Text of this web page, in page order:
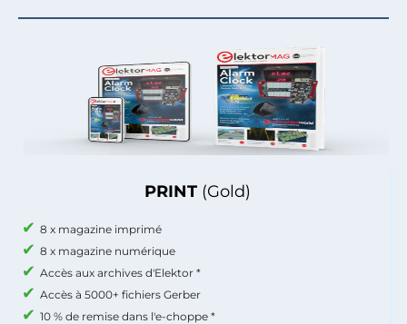
PRINT (Gold)
8 x magazine imprimé
8 x magazine numérique
Accès aux archives d'Elektor *
Accès à 5000+ fichiers Gerber
10 % de remise dans l'e-choppe *